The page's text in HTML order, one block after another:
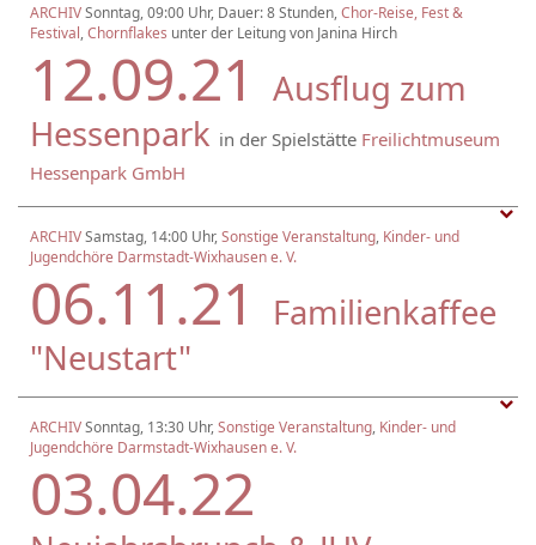
ARCHIVSonntag, 09:00 Uhr, Dauer: 8 Stunden,Chor-Reise, Fest &
Festival,Chornflakes unter der Leitung von Janina Hirch
12.09.21
Ausflug zum
Hessenpark in der Spielstätte Freilichtmuseum
Hessenpark GmbH
ARCHIVSamstag, 14:00 Uhr,Sonstige Veranstaltung, Kinder- und
Jugendchöre Darmstadt-Wixhausen e. V.
06.11.21
Familienkaffee
"Neustart"
ARCHIVSonntag, 13:30 Uhr,Sonstige Veranstaltung, Kinder- und
Jugendchöre Darmstadt-Wixhausen e. V.
03.04.22